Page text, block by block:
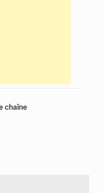
chaîne